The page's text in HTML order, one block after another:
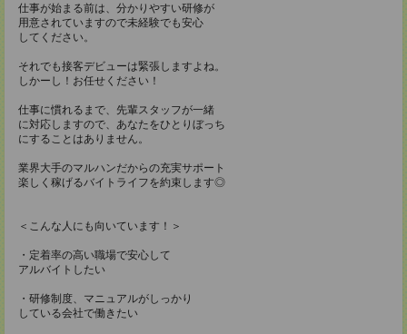
仕事が始まる前は、分かりやすい研修が
用意されていますので未経験でも安心
してください。
それでも接客デビューは緊張しますよね。
しかーし！お任せください！
仕事に慣れるまで、先輩スタッフが一緒
に対応しますので、あなたをひとりぼっち
にすることはありません。
業界大手のマルハンだからの充実サポート
楽しく稼げるバイトライフを約束します◎
＜こんな人にも向いています！＞
・定着率の高い職場で安心して
アルバイトしたい
・研修制度、マニュアルがしっかり
している会社で働きたい